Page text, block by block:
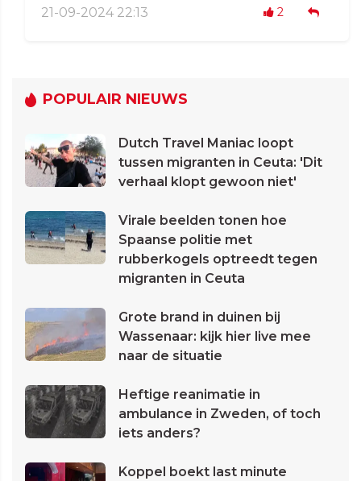
21-09-2024 22:13 2
POPULAIR NIEUWS
Dutch Travel Maniac loopt
tussen migranten in Ceuta: 'Dit
verhaal klopt gewoon niet'
Virale beelden tonen hoe
Spaanse politie met
rubberkogels optreedt tegen
migranten in Ceuta
Grote brand in duinen bij
Wassenaar: kijk hier live mee
naar de situatie
Heftige reanimatie in
ambulance in Zweden, of toch
iets anders?
Koppel boekt last minute